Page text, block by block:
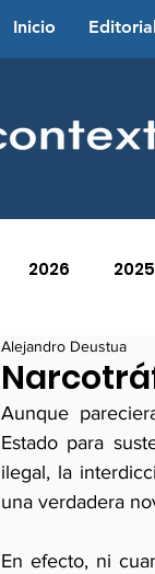
Inicio
2026 2025
2015 2014
2004 2003
Alejandro Deustua
Aunque
Estado para
ilegal, la
una verdadera
En efecto, ni